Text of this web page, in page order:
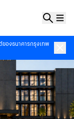
ของธนาคารกรุงเทพ